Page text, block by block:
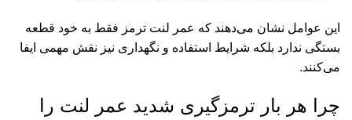
این عوامل نشان می‌دهند که عمر لنت ترمز فقط به خود قطعه
بستگی ندارد بلکه شرایط استفاده و نگهداری نیز نقش مهمی ایفا
می‌کنند.
چرا هر بار ترمزگیری شدید عمر لنت را